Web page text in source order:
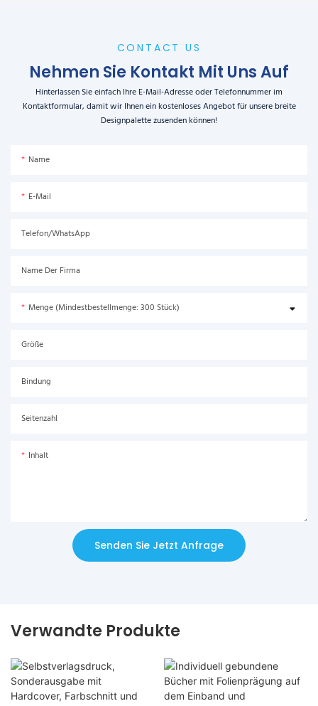
CONTACT US
Nehmen Sie Kontakt Mit Uns Auf
Hinterlassen Sie einfach Ihre E-Mail-Adresse oder Telefonnummer im
Kontaktformular, damit wir Ihnen ein kostenloses Angebot für unsere breite
Designpalette zusenden können!
Name
E-Mail
Telefon/WhatsApp
Name Der Firma
Menge (Mindestbestellmenge: 300 Stück)
Größe
Bindung
Seitenzahl
Inhalt
Senden Sie Jetzt Anfrage
Verwandte Produkte